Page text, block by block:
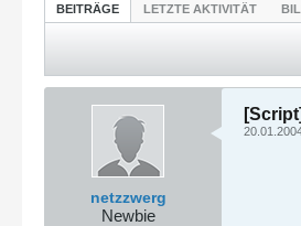
BEITRÄGE LETZTE AKTIVITÄT
netzzwerg
Newbie